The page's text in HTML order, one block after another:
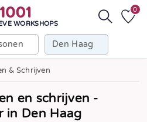
WORKSHOPS
Den Haag
0
& Schrijven
en schrijven -
in Den Haag